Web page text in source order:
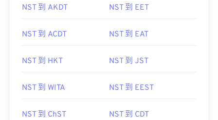
NST 到 AKDT NST 到 EET
NST 到 ACDT NST 到 EAT
NST 到 HKT NST 到 JST
NST 到 WITA NST 到 EEST
NST 到 ChST NST 到 CDT